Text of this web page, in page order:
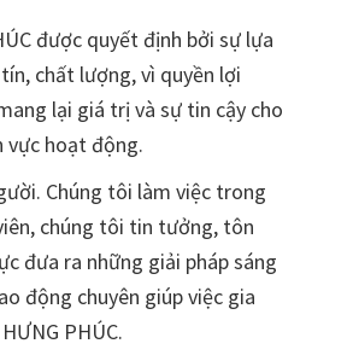
được quyết định bởi sự lựa
chất lượng, vì quyền lợi
lại giá trị và sự tin cậy cho
vực hoạt động.
Chúng tôi làm việc trong
chúng tôi tin tưởng, tôn
đưa ra những giải pháp sáng
động chuyên giúp việc gia
PHÚC.